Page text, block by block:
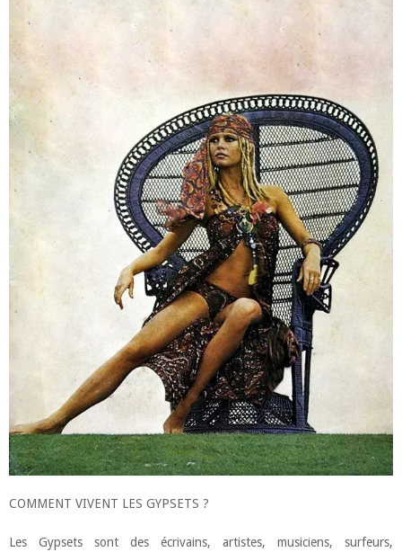
COMMENT VIVENT LES GYPSETS ?
Les Gypsets sont des écrivains, artistes, musiciens, surfeurs,